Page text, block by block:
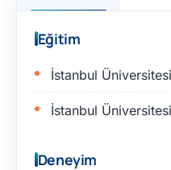
Eğitim
İstanbul
İstanbul
Deneyim